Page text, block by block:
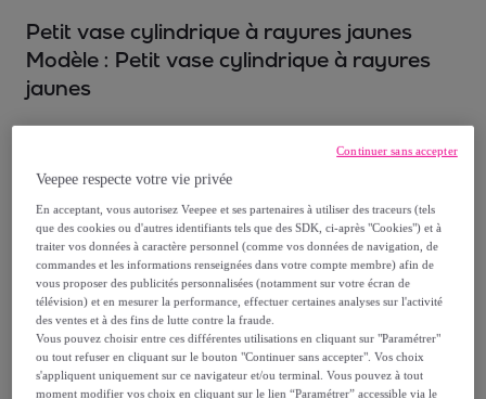
Petit vase cylindrique à rayures jaunes
Modèle : Petit vase cylindrique à rayures
jaunes
49
- %
Reprise possible de votre ancien produit,
voir les conditions.
Veepee respecte votre vie privée
En acceptant, vous autorisez Veepee et ses partenaires à utiliser des traceurs (tels
que des cookies ou d'autres identifiants tels que des SDK, ci-après "Cookies") et à
traiter vos données à caractère personnel (comme vos données de navigation, de
commandes et les informations renseignées dans votre compte membre) afin de
vous proposer des publicités personnalisées (notamment sur votre écran de
télévision) et en mesurer la performance, effectuer certaines analyses sur l'activité
des ventes et à des fins de lutte contre la fraude.
Vous pouvez choisir entre ces différentes utilisations en cliquant sur "Paramétrer"
ou tout refuser en cliquant sur le bouton "Continuer sans accepter". Vos choix
s'appliquent uniquement sur ce navigateur et/ou terminal. Vous pouvez à tout
moment modifier vos choix en cliquant sur le lien “Paramétrer” accessible via le
Continuer sans accepter